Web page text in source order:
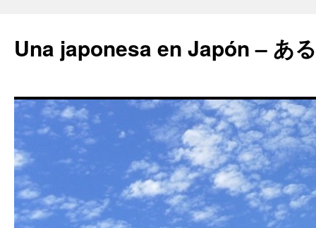
Una japonesa en Japón – あ